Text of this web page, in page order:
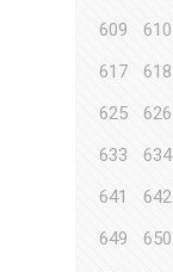
609
610
617
618
625
626
633
634
641
642
649
650